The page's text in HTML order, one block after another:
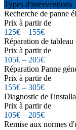
Types d'interventions
Recherche de panne
Prix à partir de
125€ – 155€
Réparation de
Prix à partir de
105€ – 205€
Réparation Panne
Prix à partir de
155€ – 305€
Diagnostic de
Prix à partir de
105€ – 205€
Remise aux normes